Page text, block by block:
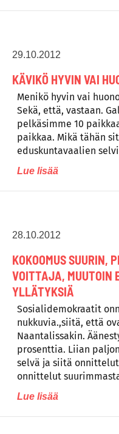
29.10.2012
KÄVIKÖ HYVIN VAI
Menikö hyvin vai
Sekä, että, vastaan.
pelkäsimme 10
paikkaa. Mikä tähän
eduskuntavaalien
Lue lisää
28.10.2012
KOKOOMUS SUURIN,
VOITTAJA, MUUTOIN
YLLÄTYKSIÄ
Sosialidemokraatit
nukkuvia.,siitä, että
Naantalissakin.
prosenttia. Liian
selvä ja siitä
onnittelut
Lue lisää